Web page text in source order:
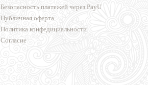
Безопасность платежей через PayU
Публичная оферта
Политика конфедициальности
Согласие